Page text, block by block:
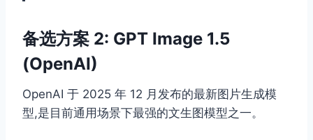
备选方案 2: GPT Image 1.5
(OpenAI)
OpenAI 于 2025 年 12 月发布的最新图片生成模
型,是目前通用场景下最强的文生图模型之一。